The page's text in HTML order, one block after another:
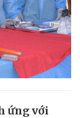
ứng với